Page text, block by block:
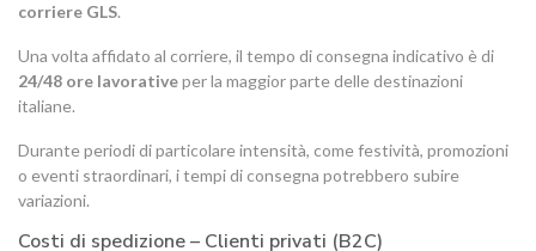
corriere GLS.
Una volta affidato al corriere, il tempo di consegna indicativo è di
24/48 ore lavorativeper la maggior parte delle destinazioni
italiane.
Durante periodi di particolare intensità, come festività, promozioni
o eventi straordinari, i tempi di consegna potrebbero subire
variazioni.
Costi di spedizione – Clienti privati (B2C)